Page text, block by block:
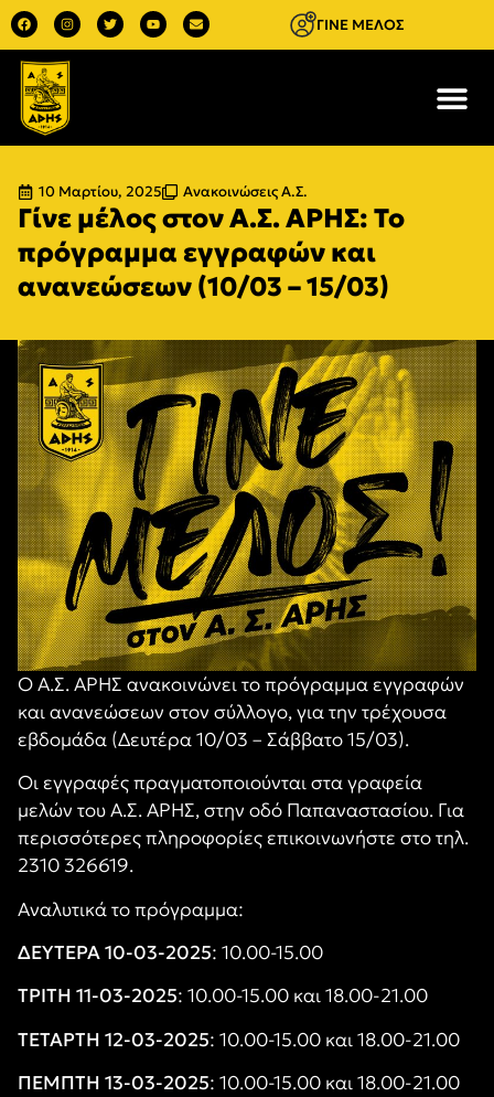
ΓΙΝΕ ΜΕΛΟΣ
10 Μαρτίου, 2025 Ανακοινώσεις Α.Σ.
Γίνε μέλος στον Α.Σ. ΑΡΗΣ: Το
πρόγραμμα εγγραφών και
ανανεώσεων (10/03 – 15/03)
Ο Α.Σ. ΑΡΗΣ ανακοινώνει το πρόγραμμα εγγραφών
και ανανεώσεων στον σύλλογο, για την τρέχουσα
εβδομάδα (Δευτέρα 10/03 – Σάββατο 15/03).
Οι εγγραφές πραγματοποιούνται στα γραφεία
μελών του Α.Σ. ΑΡΗΣ, στην οδό Παπαναστασίου. Για
περισσότερες πληροφορίες επικοινωνήστε στο τηλ.
2310 326619.
Αναλυτικά το πρόγραμμα:
ΔΕΥΤΕΡΑ 10-03-2025: 10.00-15.00
ΤΡΙΤΗ 11-03-2025: 10.00-15.00 και 18.00-21.00
ΤΕΤΑΡΤΗ 12-03-2025: 10.00-15.00 και 18.00-21.00
ΠΕΜΠΤΗ 13-03-2025: 10.00-15.00 και 18.00-21.00